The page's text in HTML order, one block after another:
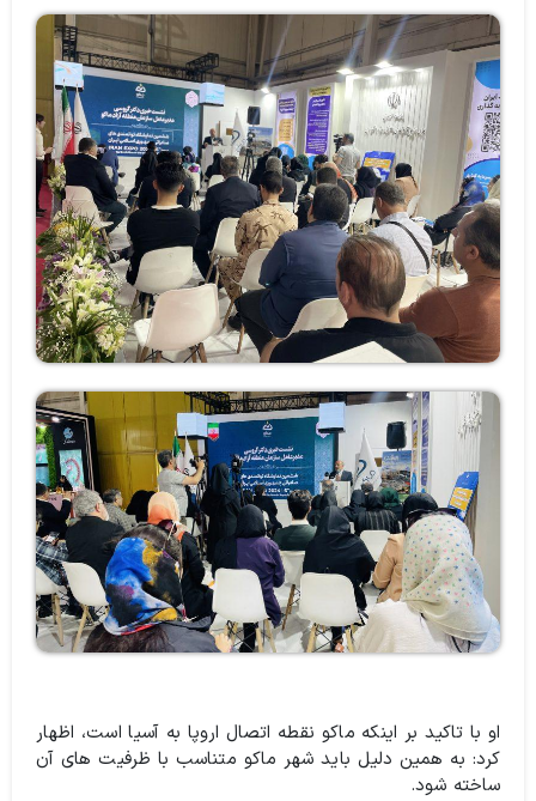
او با تاکید بر اینکه ماکو نقطه اتصال اروپا به آسیا است، اظهار
کرد: به همین دلیل باید شهر ماکو متناسب با ظرفیت های آن
ساخته شود.